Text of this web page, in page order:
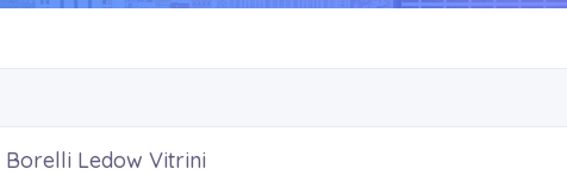
Borelli Ledow Vitrini